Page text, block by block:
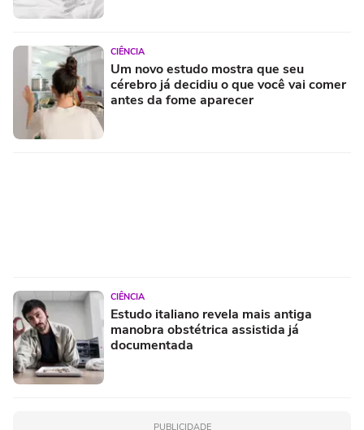
CIÊNCIA
Um novo estudo mostra que seu
cérebro já decidiu o que você vai comer
antes da fome aparecer
CIÊNCIA
Estudo italiano revela mais antiga
manobra obstétrica assistida já
documentada
PUBLICIDADE